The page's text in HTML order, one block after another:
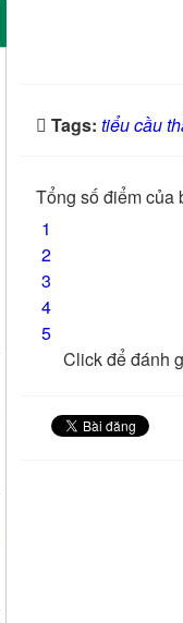
Tags: tiểu cầu
Tổng số điểm của
1
2
3
4
5
Click để đánh